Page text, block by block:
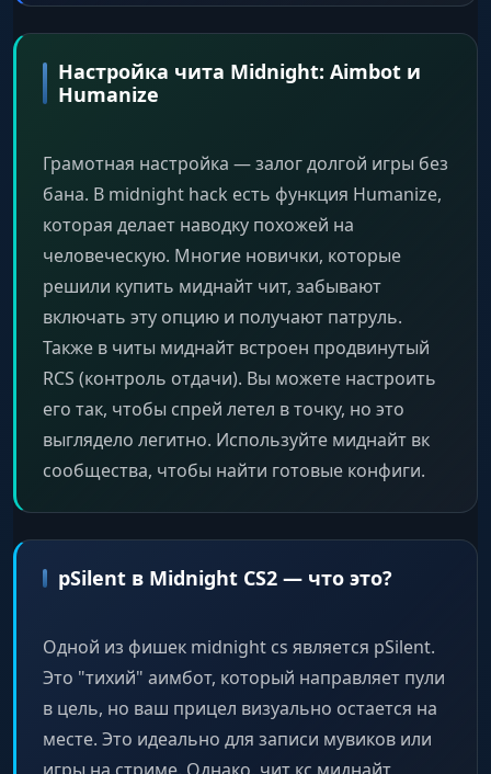
Trigger Key & Mode
Клавиша и режим работы триггербота.
Отключение триггера при ослеплении или
через дым.
Only Scope
Срабатывание только в режиме
прицеливания.
Auto Wall
Стрельба сквозь простреливаемые стены.
Min Damage
Минимальный урон для выстрела через
стену.
Настройка задержек перед выстрелом и
после него.
Player & World Changer
Настройка чита Midnight: Aimbot и
Humanize
Грамотная настройка — залог долгой игры без
бана. В midnight hack есть функция Humanize,
которая делает наводку похожей на
человеческую. Многие новички, которые
решили купить миднайт чит, забывают
включать эту опцию и получают патруль.
Также в читы миднайт встроен продвинутый
RCS (контроль отдачи). Вы можете настроить
его так, чтобы спрей летел в точку, но это
выглядело легитно. Используйте миднайт вк
сообщества, чтобы найти готовые конфиги.
pSilent в Midnight CS2 — что это?
Одной из фишек midnight cs является pSilent.
Это "тихий" аимбот, который направляет пули
в цель, но ваш прицел визуально остается на
месте. Это идеально для записи мувиков или